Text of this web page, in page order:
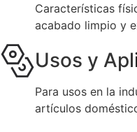
Características
acabado limpio y
Usos y
Para usos en la
artículos